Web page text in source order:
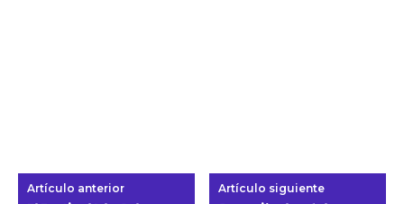
Artículo anterior Artículo siguiente